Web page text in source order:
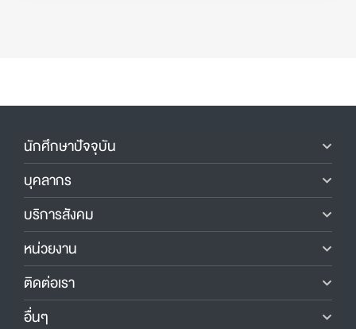
นักศึกษาปัจจุบัน
บุคลากร
บริการสังคม
หน่วยงาน
ติดต่อเรา
อื่นๆ